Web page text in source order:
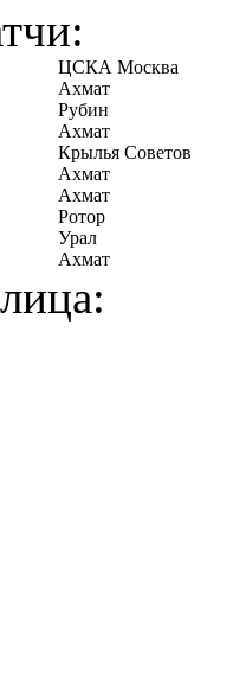
ЦСКА Москва
Ахмат
Рубин
Ахмат
Крылья Советов
Ахмат
Ахмат
Ротор
Урал
Ахмат